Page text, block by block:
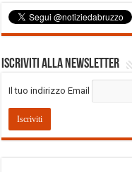
Iscriviti alla Newsletter
Il tuo indirizzo Email